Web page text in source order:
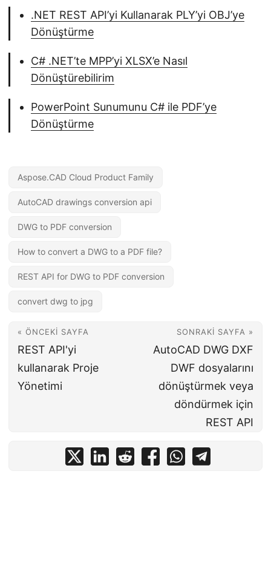
.NET REST API’yi Kullanarak PLY’yi OBJ’ye
Dönüştürme
C# .NET’te MPP’yi XLSX’e Nasıl
Dönüştürebilirim
PowerPoint Sunumunu C# ile PDF’ye
Dönüştürme
Aspose.CAD Cloud Product Family
AutoCAD drawings conversion api
DWG to PDF conversion
How to convert a DWG to a PDF file?
REST API for DWG to PDF conversion
convert dwg to jpg
« ÖNCEKI SAYFA
REST API'yi
kullanarak Proje
Yönetimi
SONRAKI SAYFA »
AutoCAD DWG DXF
DWF dosyalarını
dönüştürmek veya
döndürmek için
REST API